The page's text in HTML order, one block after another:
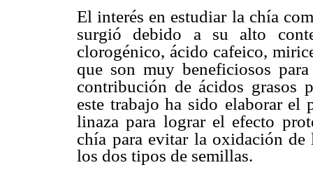
El interés en estudiar la chía
surgió debido a su alto
clorogénico, ácido cafeico,
que son muy beneficiosos
contribución de ácidos grasos
este trabajo ha sido elaborar el
linaza para lograr el efecto
chía para evitar la oxidación
los dos tipos de semillas.